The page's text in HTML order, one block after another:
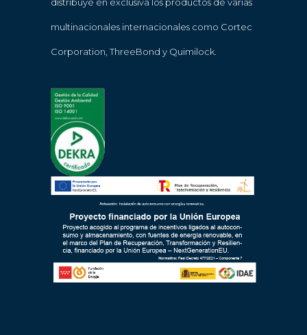
multinacionales internacionales como Cortec
Corporation, ThreeBond y Quimilock.